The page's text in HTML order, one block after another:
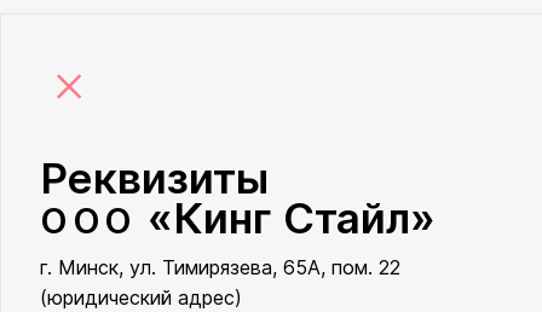
×
Реквизиты
ООО «Кинг Стайл»
ООО «Кинг Стайл»
г. Минск, ул. Тимирязева, 65А, пом. 22
(юридический адрес)